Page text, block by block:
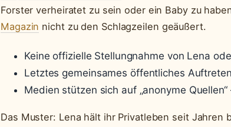
Forster verheiratet zu sein oder ein Baby zu
Magazin nicht zu den Schlagzeilen geäußert.
Keine offizielle Stellungnahme von Lena
Letztes gemeinsames öffentliches
Medien stützen sich auf „anonyme
Das Muster: Lena hält ihr Privatleben seit